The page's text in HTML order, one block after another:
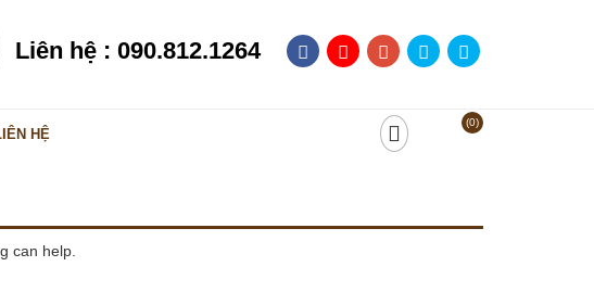
Liên hệ : 090.812.1264
HỆ
(0)
can help.